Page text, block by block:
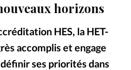
horizons
HES, la HET-
accomplis et engage
ses priorités dans